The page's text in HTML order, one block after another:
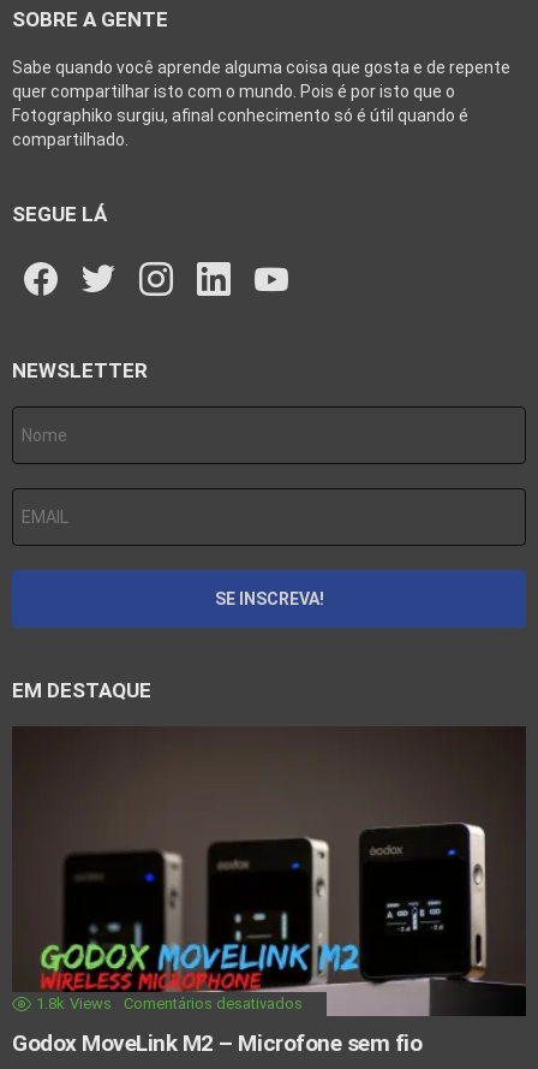
SOBRE A GENTE
Sabe quando você aprende alguma coisa que gosta e de repente
quer compartilhar isto com o mundo. Pois é por isto que o
Fotographiko surgiu, afinal conhecimento só é útil quando é
compartilhado.
SEGUE LÁ
NEWSLETTER
EM DESTAQUE
1.8k Views Comentários desativados
Godox MoveLink M2 – Microfone sem fio